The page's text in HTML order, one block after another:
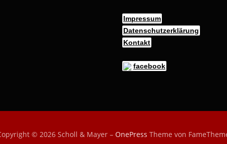
Impressum
Datenschutzerklärung
Kontakt
facebook
© 2026 Scholl & Mayer – OnePress Theme von